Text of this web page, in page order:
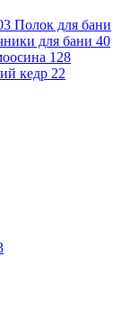
Полок для бани
для бани 40
128
кедр 22